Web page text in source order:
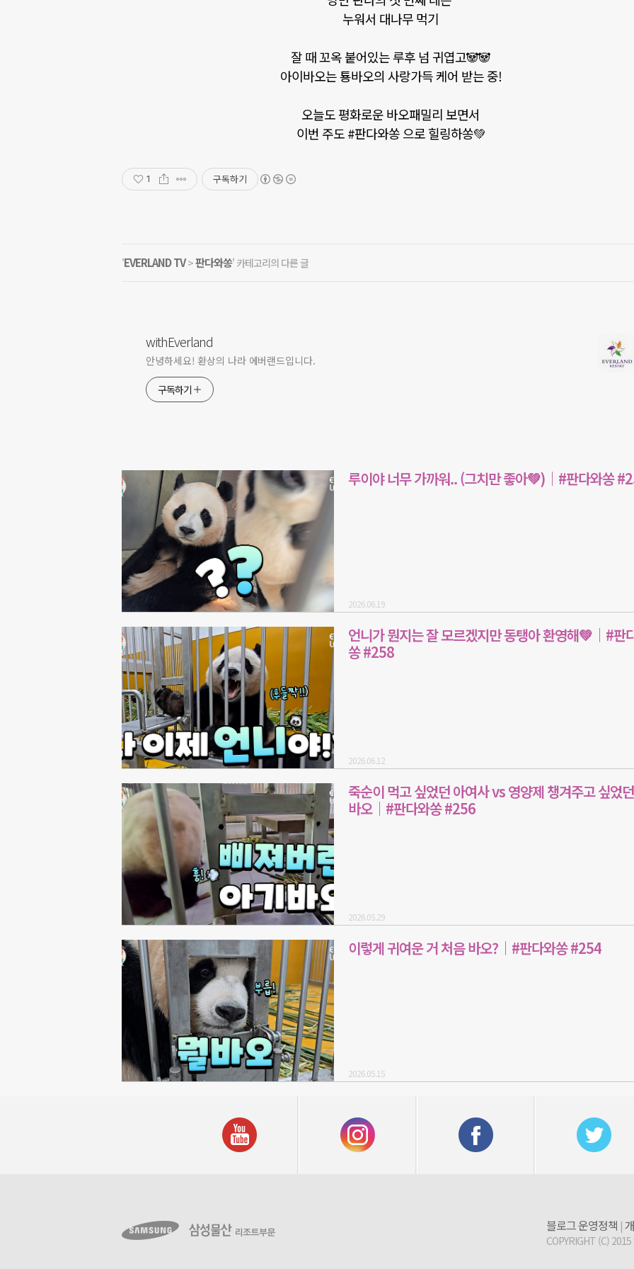
누워서 대나무 먹기
잘 때 꼬옥 붙어있는 루후 넘 귀엽고🐼🐼
아이바오는 툥바오의 사랑가득 케어 받는 중!
오늘도 평화로운 바오패밀리 보면서
이번 주도 #판다와쏭 으로 힐링하쏭💚
1 구독하기
'EVERLAND TV>판다와쏭' 카테고리의 다른 글
withEverland
안녕하세요! 환상의 나라 에버랜드입니다.
구독하기
루이야 너무 가까워.. (그치만 좋아💚)｜#판다와쏭
2026.06.19
언니가 뭔지는 잘 모르겠지만 동탱아 환영해💚｜#판
쏭 #258
2026.06.12
죽순이 먹고 싶었던 아여사 vs 영양제 챙겨주고 싶었
바오｜#판다와쏭 #256
2026.05.29
이렇게 귀여운 거 처음 바오?｜#판다와쏭 #254
2026.05.15
블로그 운영정책 |
COPYRIGHT (C)